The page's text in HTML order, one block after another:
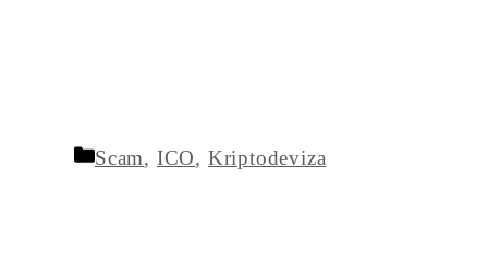
Kategória
Scam, ICO, Kriptodeviza